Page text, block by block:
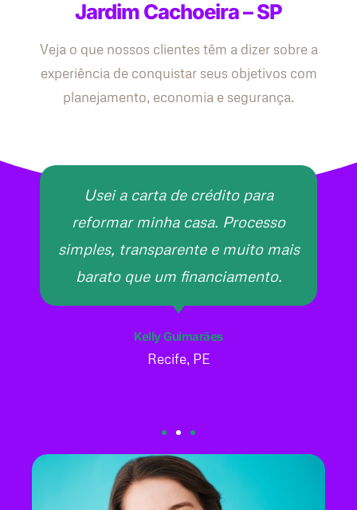
Jardim Cachoeira – SP
Veja o que nossos clientes têm a dizer sobre a
experiência de conquistar seus objetivos com
planejamento, economia e segurança.
Usei a carta de crédito para
reformar minha casa. Processo
simples, transparente e muito mais
barato que um financiamento.
Kelly Guimarães
Recife, PE